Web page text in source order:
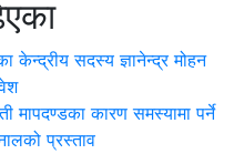
केन्द्रीय सदस्य ज्ञानेन्द्र मोहन
मापदण्डका कारण समस्यामा पर्ने
प्रस्ताव